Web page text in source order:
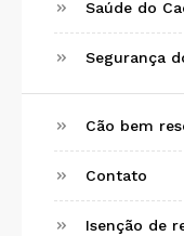
Saúde do
Segurança
Cão bem
Contato
Isenção de